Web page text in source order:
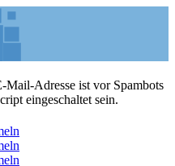
Mail-Adresse ist vor Spambots
eingeschaltet sein.